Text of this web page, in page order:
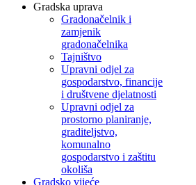
Gradska uprava
Gradonačelnik i
zamjenik
gradonačelnika
Tajništvo
Upravni odjel za
gospodarstvo, financije
i društvene djelatnosti
Upravni odjel za
prostorno planiranje,
graditeljstvo,
komunalno
gospodarstvo i zaštitu
okoliša
Gradsko vijeće